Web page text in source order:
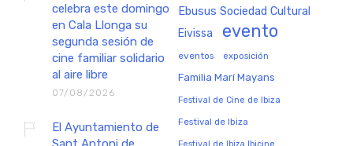
celebra este domingo
en Cala Llonga su
segunda sesión de
cine familiar solidario
al aire libre
07/08/2026
El Ayuntamiento de
Ebusus Sociedad Cultural
Eivissa evento
eventos exposición
Familia Marí Mayans
Festival de Cine de Ibiza
Festival de Ibiza